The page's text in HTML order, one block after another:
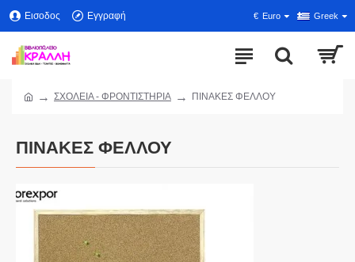
Εισοδος Εγγραφή € Euro Greek
ΣΧΟΛΕΙΑ - ΦΡΟΝΤΙΣΤΗΡΙΑ ΠΙΝΑΚΕΣ ΦΕΛΛΟΥ
ΠΙΝΑΚΕΣ ΦΕΛΛΟΥ